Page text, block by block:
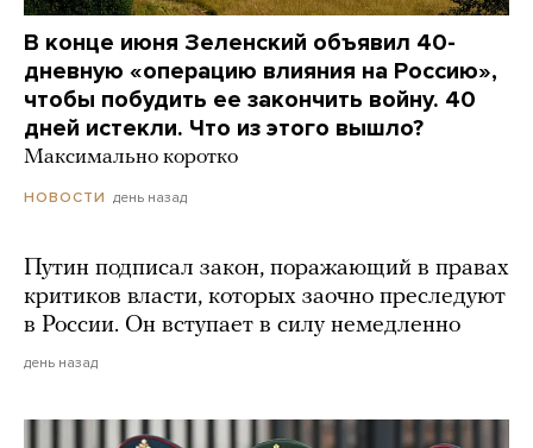
В конце июня Зеленский объявил 40-
дневную «операцию влияния на Россию»,
чтобы побудить ее закончить войну. 40
дней истекли. Что из этого вышло?
Максимально коротко
НОВОСТИ день назад
Путин подписал закон, поражающий в правах
критиков власти, которых заочно преследуют
в России. Он вступает в силу немедленно
день назад